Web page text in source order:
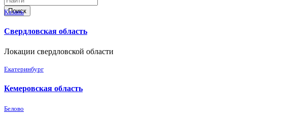
Поиск
Казань
Свердловская область
Локации свердловской области
Екатеринбург
Кемеровская область
Белово